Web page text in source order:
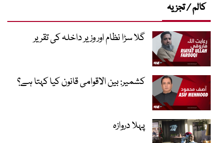
کالم / تجزیہ
گلا سڑا نظام اور وزیر داخلہ کی تقریر
کشمیر: بین الاقوامی قانون کیا کہتا ہے؟
پہلا دروازہ